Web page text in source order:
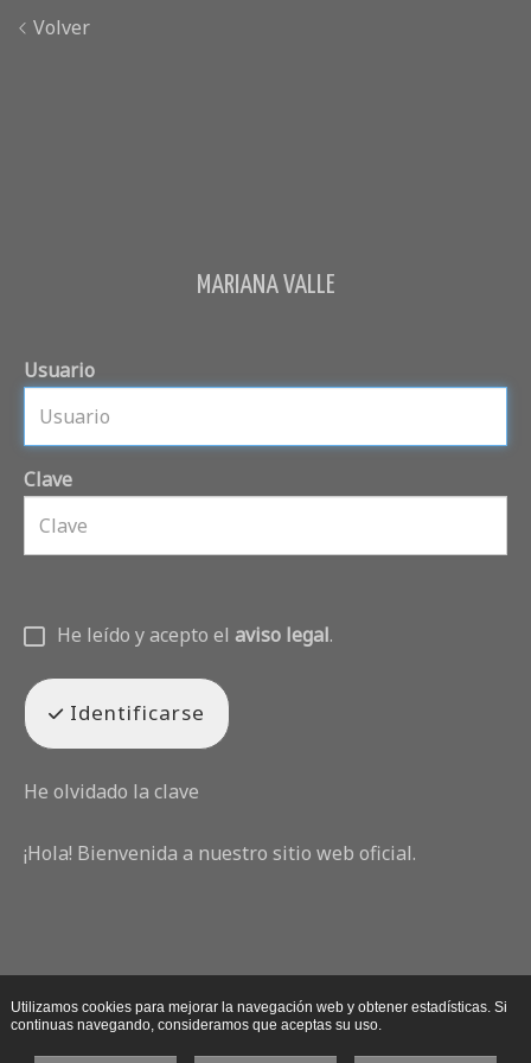
Volver
MARIANA VALLE
Usuario
Clave
He leído y acepto el aviso legal.
Identificarse
He olvidado la clave
¡Hola! Bienvenida a nuestro sitio web oficial.
Utilizamos cookies para mejorar la navegación web y obtener estadísticas. Si
continuas navegando, consideramos que aceptas su uso.